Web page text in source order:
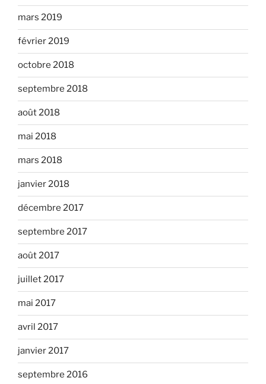
mars 2019
février 2019
octobre 2018
septembre 2018
août 2018
mai 2018
mars 2018
janvier 2018
décembre 2017
septembre 2017
août 2017
juillet 2017
mai 2017
avril 2017
janvier 2017
septembre 2016